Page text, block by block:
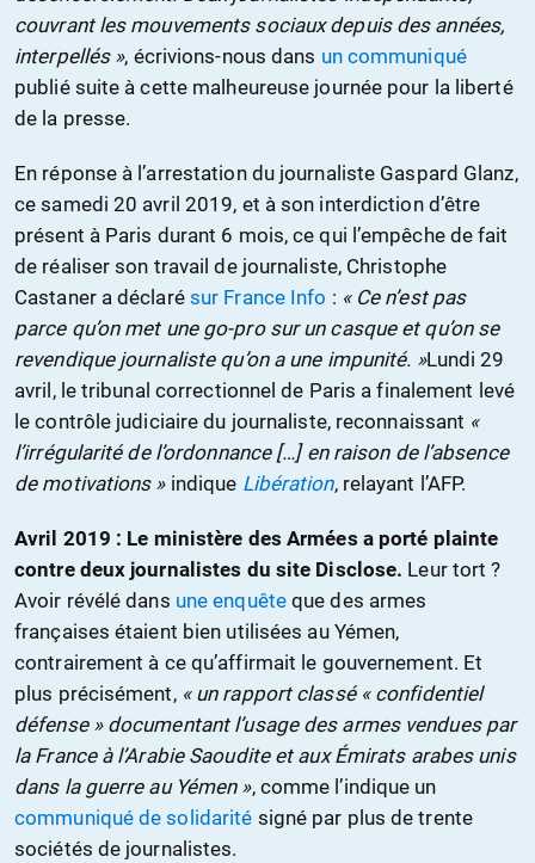
couvrant les mouvements sociaux depuis des années,
interpellés », écrivions-nous dans un communiqué
publié suite à cette malheureuse journée pour la liberté
de la presse.
En réponse à l’arrestation du journaliste Gaspard Glanz,
ce samedi 20 avril 2019, et à son interdiction d’être
présent à Paris durant 6 mois, ce qui l’empêche de fait
de réaliser son travail de journaliste, Christophe
Castaner a déclaré sur France Info : « Ce n’est pas
parce qu’on met une go-pro sur un casque et qu’on se
revendique journaliste qu’on a une impunité. »Lundi 29
avril, le tribunal correctionnel de Paris a finalement levé
le contrôle judiciaire du journaliste, reconnaissant «
l’irrégularité de l’ordonnance […] en raison de l’absence
de motivations »indique Libération, relayant l’AFP.
Avril 2019 : Le ministère des Armées a porté plainte
contre deux journalistes du site Disclose. Leur tort ?
Avoir révélé dans une enquêteque des armes
françaises étaient bien utilisées au Yémen,
contrairement à ce qu’affirmait le gouvernement. Et
plus précisément, « un rapport classé « confidentiel
défense » documentant l’usage des armes vendues par
la France à l’Arabie Saoudite et aux Émirats arabes unis
dans la guerre au Yémen », comme l’indique un
communiqué de solidarité signé par plus de trente
sociétés de journalistes.